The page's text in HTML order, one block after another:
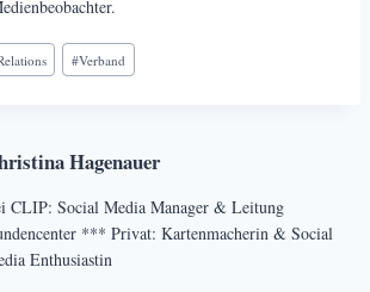
#Verband
Hagenauer
CLIP: Social Media Manager & Leitung
*** Privat: Kartenmacherin & Social
Enthusiastin